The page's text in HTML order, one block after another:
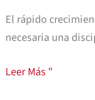
El rápido
necesaria una
Leer Más "